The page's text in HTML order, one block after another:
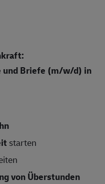
und Briefe (m/w/d) in
starten
von Überstunden